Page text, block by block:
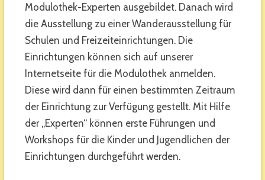
Modulothek-Experten ausgebildet. Danach wird
die Ausstellung zu einer Wanderausstellung für
Schulen und Freizeiteinrichtungen. Die
Einrichtungen können sich auf unserer
Internetseite für die Modulothek anmelden.
Diese wird dann für einen bestimmten Zeitraum
der Einrichtung zur Verfügung gestellt. Mit Hilfe
der „Experten“ können erste Führungen und
Workshops für die Kinder und Jugendlichen der
Einrichtungen durchgeführt werden.